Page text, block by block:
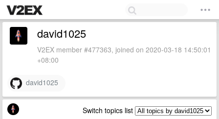
david1025
V2EX member #477363, joined on 2020-03-18 14:50:01
+08:00
david1025
Switch topics list